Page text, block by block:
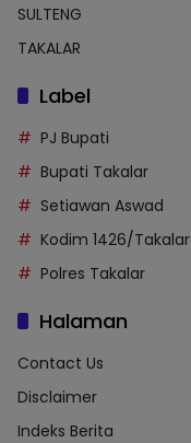
SULTENG
TAKALAR
Label
PJ Bupati
Bupati Takalar
Setiawan Aswad
Kodim 1426/Takalar
Polres Takalar
Halaman
Contact Us
Disclaimer
Indeks Berita